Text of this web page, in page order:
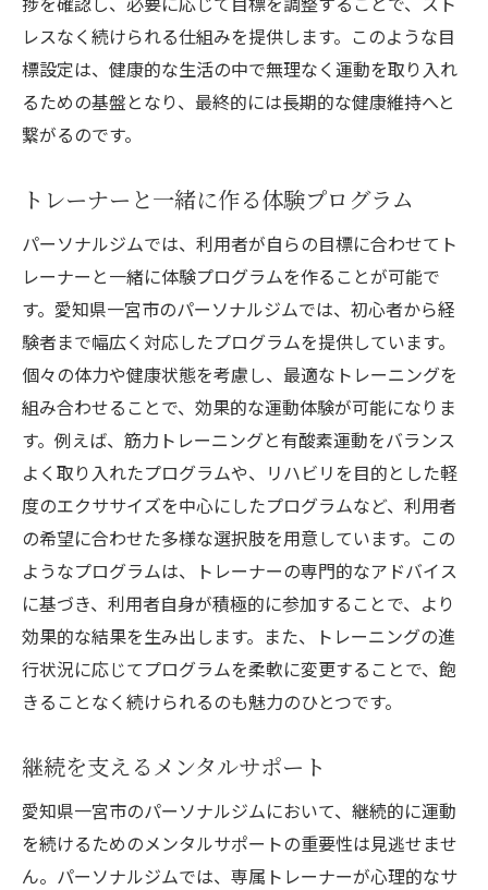
レスなく続けられる仕組みを提供します。このような目
標設定は、健康的な生活の中で無理なく運動を取り入れ
るための基盤となり、最終的には長期的な健康維持へと
繋がるのです。
トレーナーと一緒に作る体験プログラム
パーソナルジムでは、利用者が自らの目標に合わせてト
レーナーと一緒に体験プログラムを作ることが可能で
す。愛知県一宮市のパーソナルジムでは、初心者から経
験者まで幅広く対応したプログラムを提供しています。
個々の体力や健康状態を考慮し、最適なトレーニングを
組み合わせることで、効果的な運動体験が可能になりま
す。例えば、筋力トレーニングと有酸素運動をバランス
よく取り入れたプログラムや、リハビリを目的とした軽
度のエクササイズを中心にしたプログラムなど、利用者
の希望に合わせた多様な選択肢を用意しています。この
ようなプログラムは、トレーナーの専門的なアドバイス
に基づき、利用者自身が積極的に参加することで、より
効果的な結果を生み出します。また、トレーニングの進
行状況に応じてプログラムを柔軟に変更することで、飽
きることなく続けられるのも魅力のひとつです。
継続を支えるメンタルサポート
愛知県一宮市のパーソナルジムにおいて、継続的に運動
を続けるためのメンタルサポートの重要性は見逃せませ
ん。パーソナルジムでは、専属トレーナーが心理的なサ